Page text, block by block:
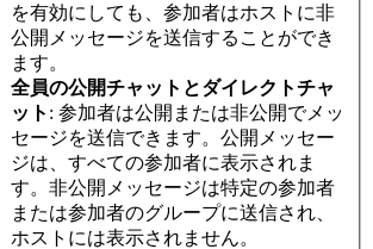
を有効にしても、参加者はホストに非
公開メッセージを送信することができ
ます。
全員の公開チャットとダイレクトチャ
ット : 参加者は公開または非公開でメッ
セージを送信できます。公開メッセー
ジは、すべての参加者に表示されま
す。非公開メッセージは特定の参加者
または参加者のグループに送信され、
ホストには表示されません。